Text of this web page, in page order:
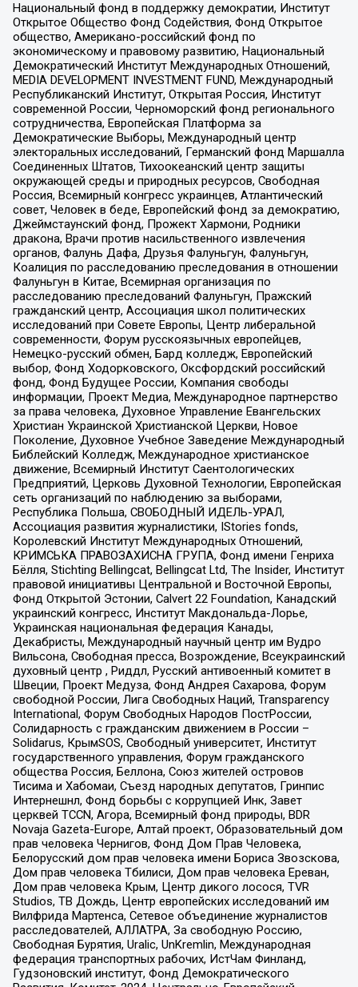
Национальный фонд в поддержку демократии, Институт
Открытое Общество Фонд Содействия, Фонд Открытое
общество, Американо-российский фонд по
экономическому и правовому развитию, Национальный
Демократический Институт Международных Отношений,
MEDIA DEVELOPMENT INVESTMENT FUND, Международный
Республиканский Институт, Открытая Россия, Институт
современной России, Черноморский фонд регионального
сотрудничества, Европейская Платформа за
Демократические Выборы, Международный центр
электоральных исследований, Германский фонд Маршалла
Соединенных Штатов, Тихоокеанский центр защиты
окружающей среды и природных ресурсов, Свободная
Россия, Всемирный конгресс украинцев, Атлантический
совет, Человек в беде, Европейский фонд за демократию,
Джеймстаунский фонд, Прожект Хармони, Родники
дракона, Врачи против насильственного извлечения
органов, Фалунь Дафа, Друзья Фалуньгун, Фалуньгун,
Коалиция по расследованию преследования в отношении
Фалуньгун в Китае, Всемирная организация по
расследованию преследований Фалуньгун, Пражский
гражданский центр, Ассоциация школ политических
исследований при Совете Европы, Центр либеральной
современности, Форум русскоязычных европейцев,
Немецко-русский обмен, Бард колледж, Европейский
выбор, Фонд Ходорковского, Оксфордский российский
фонд, Фонд Будущее России, Компания свободы
информации, Проект Медиа, Международное партнерство
за права человека, Духовное Управление Евангельских
Христиан Украинской Христианской Церкви, Новое
Поколение, Духовное Учебное Заведение Международный
Библейский Колледж, Международное христианское
движение, Всемирный Институт Саентологических
Предприятий, Церковь Духовной Технологии, Европейская
сеть организаций по наблюдению за выборами,
Республика Польша, СВОБОДНЫЙ ИДЕЛЬ-УРАЛ,
Ассоциация развития журналистики, IStories fonds,
Королевский Институт Международных Отношений,
КРИМСЬКА ПРАВОЗАХИСНА ГРУПА, Фонд имени Генриха
Бёлля, Stichting Bellingcat, Bellingcat Ltd, The Insider, Институт
правовой инициативы Центральной и Восточной Европы,
Фонд Открытой Эстонии, Calvert 22 Foundation, Канадский
украинский конгресс, Институт Макдональда-Лорье,
Украинская национальная федерация Канады,
Декабристы, Международный научный центр им Вудро
Вильсона, Свободная пресса, Возрождение, Всеукраинский
духовный центр , Риддл, Русский антивоенный комитет в
Швеции, Проект Медуза, Фонд Андрея Сахарова, Форум
свободной России, Лига Свободных Наций, Transparеncy
International, Форум Свободных Народов ПостРоссии,
Солидарность с гражданским движением в России –
Solidarus, КрымSOS, Свободный университет, Институт
государственного управления, Форум гражданского
общества Россия, Беллона, Союз жителей островов
Тисима и Хабомаи, Съезд народных депутатов, Гринпис
Интернешнл, Фонд борьбы с коррупцией Инк, Завет
церквей TCCN, Агора, Всемирный фонд природы, BDR
Novaja Gazeta-Europe, Алтай проект, Образовательный дом
прав человека Чернигов, Фонд Дом Прав Человека,
Белорусский дом прав человека имени Бориса Звозскова,
Дом прав человека Тбилиси, Дом прав человека Ереван,
Дом прав человека Крым, Центр дикого лосося, TVR
Studios, ТВ Дождь, Центр европейских исследований им
Вилфрида Мартенса, Сетевое объединение журналистов
расследователей, АЛЛАТРА, За свободную Россию,
Свободная Бурятия, Uralic, UnKremlin, Международная
федерация транспортных рабочих, ИстЧам Финланд,
Гудзоновский институт, Фонд Демократического